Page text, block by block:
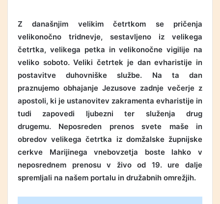
Z današnjim velikim četrtkom se pričenja
velikonočno tridnevje, sestavljeno iz velikega
četrtka, velikega petka in velikonočne vigilije na
veliko soboto.Veliki četrtek je dan evharistije in
postavitve duhovniške službe. Na ta dan
praznujemo obhajanje Jezusove zadnje večerje z
apostoli, ki je ustanovitev zakramenta evharistije in
tudi zapovedi ljubezni ter služenja drug
drugemu. Neposreden prenos svete maše in
obredov velikega četrtka iz domžalske župnijske
cerkve Marijinega vnebovzetja boste lahko v
neposrednem prenosu v živo od 19. ure dalje
spremljali na našem portalu in družabnih omrežjih.